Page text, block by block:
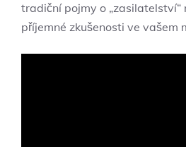
tradiční pojmy o „zasilatelství“
příjemné zkušenosti ve vašem